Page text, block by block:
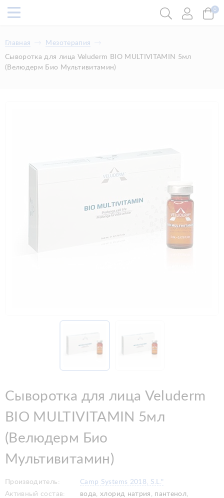
0
Главная
Мезотерапия
Сыворотка для лица Veluderm BIO MULTIVITAMIN 5мл
(Велюдерм Био Мультивитамин)
Сыворотка для лица Veluderm
BIO MULTIVITAMIN 5мл
(Велюдерм Био
Мультивитамин)
Производитель:
Camp Systems 2018, S.L."
Активный состав:
вода, хлорид натрия, пантенол,